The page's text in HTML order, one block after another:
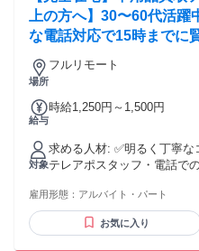
もありましたが、 マネージ
ら 着実にスキルを磨くことができまし
も 完全在宅で1日7時間勤務
お迎えにも間に合い、 家庭
す。 今後はマネジメントにも挑戦しながら、 さらに成長して
社員インタビューはこち
https://leagle.co.jp/column/
い。
上の方へ】30〜60代活
な電話対応で15時までに
遇！
場所
フルリモート
給与
時給1,250円～1,500円
対象
求める人材: ✅明るく丁寧なコミュニケーションが得意な方 ✅
テレアポスタッフ・電話で
断し、本採用とならない場合がありま
と判断された場合、試用期
雇用形態： アルバイト・パート
お気に入り